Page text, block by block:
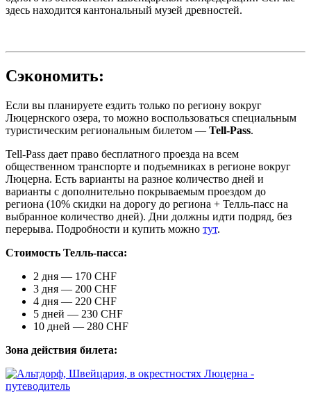
здесь находится кантональный музей древностей.
Сэкономить:
Если вы планируете ездить только по региону вокруг
Люцернского озера, то можно воспользоваться специальным
туристическим региональным билетом — Tell-Pass.
Tell-Pass дает право бесплатного проезда на всем
общественном транспорте и подъемниках в регионе вокруг
Люцерна. Есть варианты на разное количество дней и
варианты с дополнительно покрываемым проездом до
региона (10% скидки на дорогу до региона + Телль-пасс на
выбранное количество дней). Дни должны идти подряд, без
перерыва. Подробности и купить можно тут.
Стоимость Телль-пасса:
2 дня — 170 CHF
3 дня — 200 CHF
4 дня — 220 CHF
5 дней — 230 CHF
10 дней — 280 CHF
Зона действия билета: